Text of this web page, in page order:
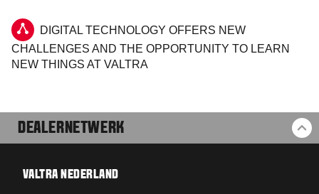
DIGITAL TECHNOLOGY OFFERS NEW
CHALLENGES AND THE OPPORTUNITY TO LEARN
NEW THINGS AT VALTRA
DEALERNETWERK
VALTRA NEDERLAND